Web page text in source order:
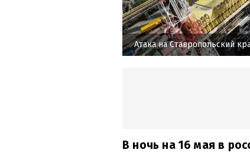
Атака на Ставропольский
В ночь на 16 мая в